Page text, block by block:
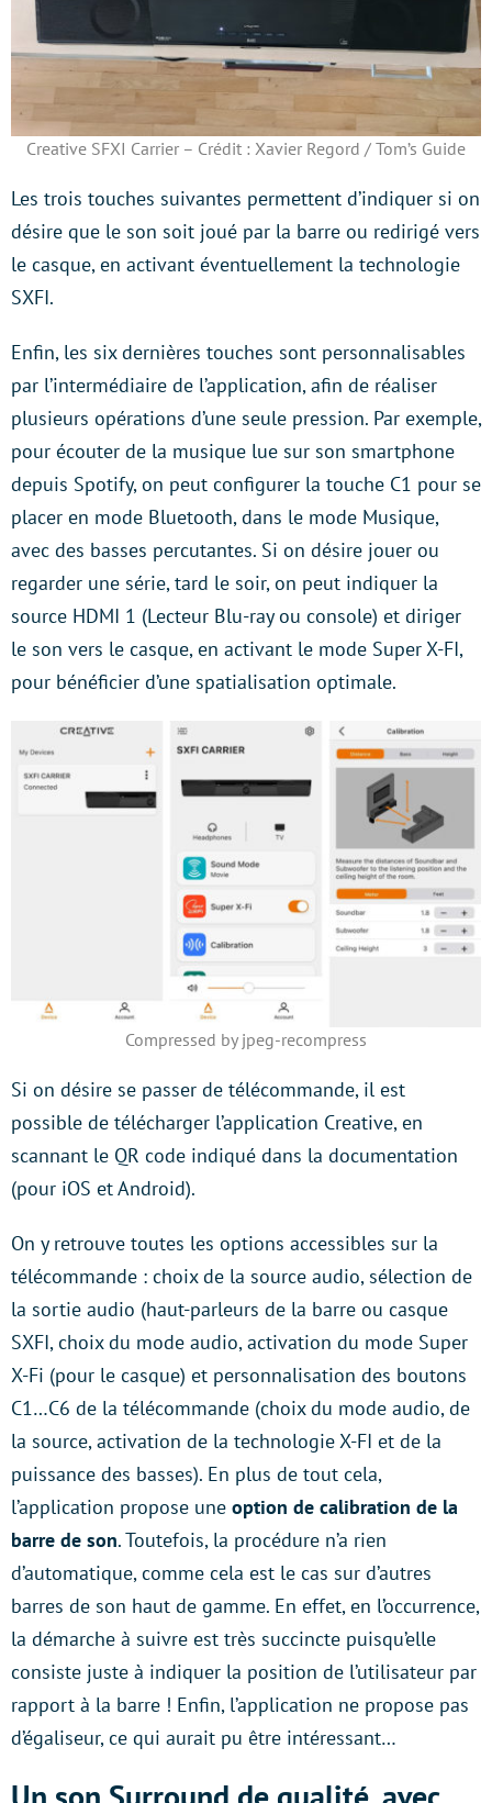
Creative SFXI Carrier – Crédit : Xavier Regord / Tom’s Guide
Les trois touches suivantes permettent d’indiquer si on
désire que le son soit joué par la barre ou redirigé vers
le casque, en activant éventuellement la technologie
SXFI.
Enfin, les six dernières touches sont personnalisables
par l’intermédiaire de l’application, afin de réaliser
plusieurs opérations d’une seule pression. Par exemple,
pour écouter de la musique lue sur son smartphone
depuis Spotify, on peut configurer la touche C1 pour se
placer en mode Bluetooth, dans le mode Musique,
avec des basses percutantes. Si on désire jouer ou
regarder une série, tard le soir, on peut indiquer la
source HDMI 1 (Lecteur Blu-ray ou console) et diriger
le son vers le casque, en activant le mode Super X-FI,
pour bénéficier d’une spatialisation optimale.
Compressed by jpeg-recompress
Si on désire se passer de télécommande, il est
possible de télécharger l’application Creative, en
scannant le QR code indiqué dans la documentation
(pour iOS et Android).
On y retrouve toutes les options accessibles sur la
télécommande : choix de la source audio, sélection de
la sortie audio (haut-parleurs de la barre ou casque
SXFI, choix du mode audio, activation du mode Super
X-Fi (pour le casque) et personnalisation des boutons
C1…C6 de la télécommande (choix du mode audio, de
la source, activation de la technologie X-FI et de la
puissance des basses). En plus de tout cela,
l’application propose une option de calibration de la
barre de son. Toutefois, la procédure n’a rien
d’automatique, comme cela est le cas sur d’autres
barres de son haut de gamme. En effet, en l’occurrence,
la démarche à suivre est très succincte puisqu’elle
consiste juste à indiquer la position de l’utilisateur par
rapport à la barre ! Enfin, l’application ne propose pas
d’égaliseur, ce qui aurait pu être intéressant…